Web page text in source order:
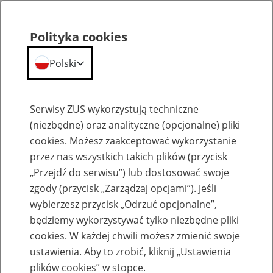
Komunikaty
Niedostępność usług przyjmowania
dokumentów zgłoszeniowych i
Polityka cookies
Polski
Serwisy ZUS wykorzystują techniczne
(niezbędne) oraz analityczne (opcjonalne) pliki
cookies. Możesz zaakceptować wykorzystanie
przez nas wszystkich takich plików (przycisk
„Przejdź do serwisu”) lub dostosować swoje
zgody (przycisk „Zarządzaj opcjami”). Jeśli
wybierzesz przycisk „Odrzuć opcjonalne”,
będziemy wykorzystywać tylko niezbędne pliki
cookies. W każdej chwili możesz zmienić swoje
ustawienia. Aby to zrobić, kliknij „Ustawienia
plików cookies” w stopce.